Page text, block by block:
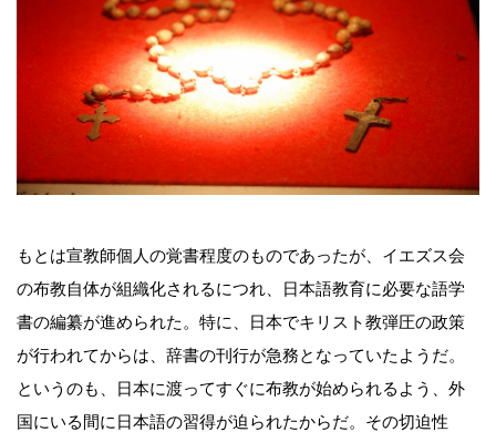
もとは宣教師個人の覚書程度のものであったが、イエズス会
の布教自体が組織化されるにつれ、日本語教育に必要な語学
書の編纂が進められた。特に、日本でキリスト教弾圧の政策
が行われてからは、辞書の刊行が急務となっていたようだ。
というのも、日本に渡ってすぐに布教が始められるよう、外
国にいる間に日本語の習得が迫られたからだ。その切迫性